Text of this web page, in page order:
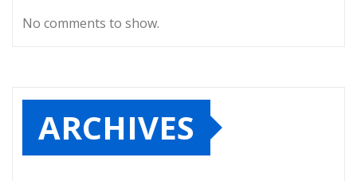
No comments to show.
ARCHIVES